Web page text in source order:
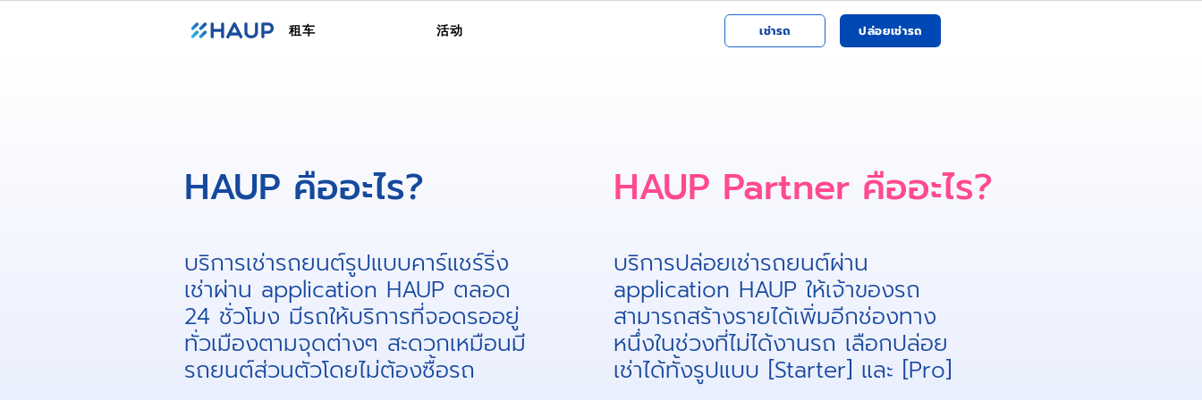
租车 活动 เช่ารถ ปล่อยเช่ารถ
HAUP คืออะไร​?
บริการเช่ารถยนต์รูปแบบคาร์แชร์ริ่ง
เช่าผ่าน application HAUP ตลอด
24 ชั่วโมง มีรถให้บริการที่จอดรออยู่
ทั่วเมืองตามจุดต่างๆ สะดวกเหมือนมี
รถยนต์ส่วนตัวโดยไม่ต้องซื้อรถ
HAUP Partner คืออะไร​?
บริการปล่อยเช่ารถยนต์ผ่าน
application HAUP ให้เจ้าของรถ
สามารถสร้างรายได้เพิ่มอีกช่องทาง
หนึ่งในช่วงที่ไม่ได้งานรถ เลือกปล่อย
เช่าได้ทั้งรูปแบบ [Starter] และ [Pro]